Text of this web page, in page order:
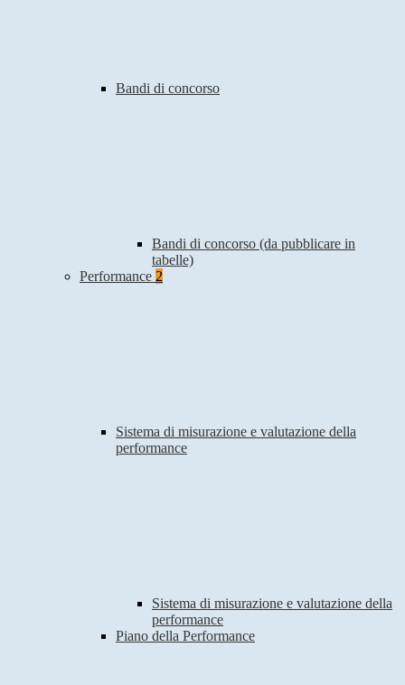
Bandi di concorso
Bandi di concorso (da pubblicare in
tabelle)
Performance 2
Sistema di misurazione e valutazione della
performance
Sistema di misurazione e valutazione della
performance
Piano della Performance